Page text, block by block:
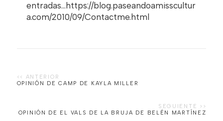
entradas...https://blog.paseandoamisscultur
a.com/2010/09/Contactme.html
OPINIÓN DE CAMP DE KAYLA MILLER
OPINIÓN DE EL VALS DE LA BRUJA DE BELÉN MARTÍNEZ